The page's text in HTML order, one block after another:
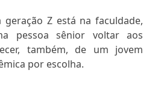
geração Z está na faculdade,
pessoa sênior voltar aos
também, de um jovem
por escolha.